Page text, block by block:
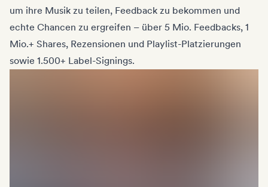
um ihre Musik zu teilen, Feedback zu bekommen und
echte Chancen zu ergreifen – über 5 Mio. Feedbacks, 1
Mio.+ Shares, Rezensionen und Playlist-Platzierungen
sowie 1.500+ Label-Signings.